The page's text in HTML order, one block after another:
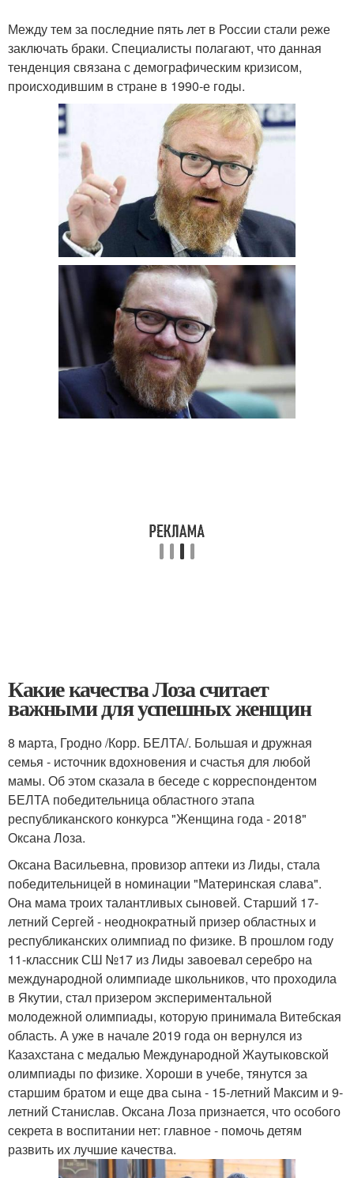
Между тем за последние пять лет в России стали реже
заключать браки. Специалисты полагают, что данная
тенденция связана с демографическим кризисом,
происходившим в стране в 1990-е годы.
Какие качества Лоза считает
важными для успешных женщин
8 марта, Гродно /Корр. БЕЛТА/. Большая и дружная
семья - источник вдохновения и счастья для любой
мамы. Об этом сказала в беседе с корреспондентом
БЕЛТА победительница областного этапа
республиканского конкурса "Женщина года - 2018"
Оксана Лоза.
Оксана Васильевна, провизор аптеки из Лиды, стала
победительницей в номинации "Материнская слава".
Она мама троих талантливых сыновей. Старший 17-
летний Сергей - неоднократный призер областных и
республиканских олимпиад по физике. В прошлом году
11-классник СШ №17 из Лиды завоевал серебро на
международной олимпиаде школьников, что проходила
в Якутии, стал призером экспериментальной
молодежной олимпиады, которую принимала Витебская
область. А уже в начале 2019 года он вернулся из
Казахстана с медалью Международной Жаутыковской
олимпиады по физике. Хороши в учебе, тянутся за
старшим братом и еще два сына - 15-летний Максим и 9-
летний Станислав. Оксана Лоза признается, что особого
секрета в воспитании нет: главное - помочь детям
развить их лучшие качества.